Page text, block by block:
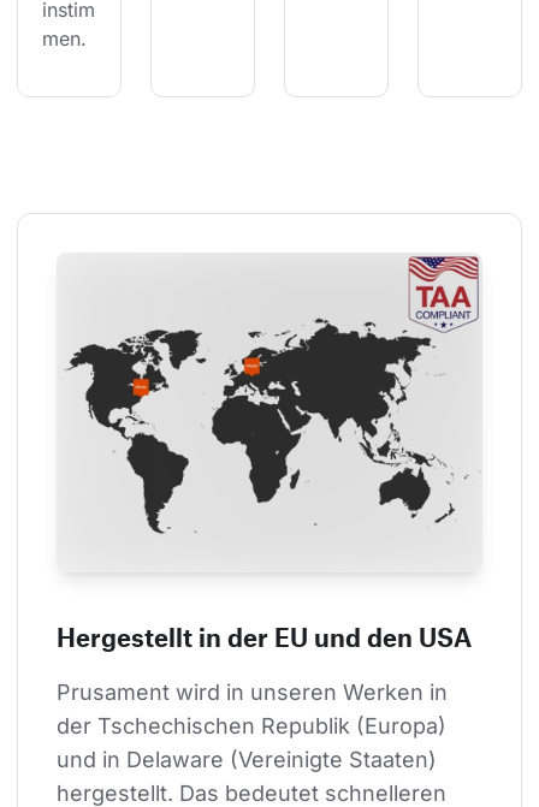
instim
men.
Hergestellt in der EU und den USA
Prusament wird in unseren Werken in
der Tschechischen Republik (Europa)
und in Delaware (Vereinigte Staaten)
hergestellt. Das bedeutet schnelleren